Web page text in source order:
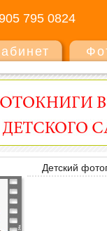
795 0824
Детский